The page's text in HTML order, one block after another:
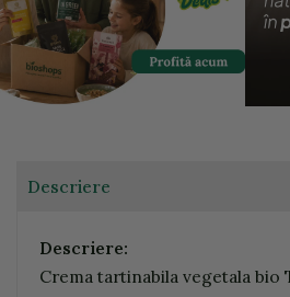
Descriere
Descriere:
Crema tartinabila vegetala bio